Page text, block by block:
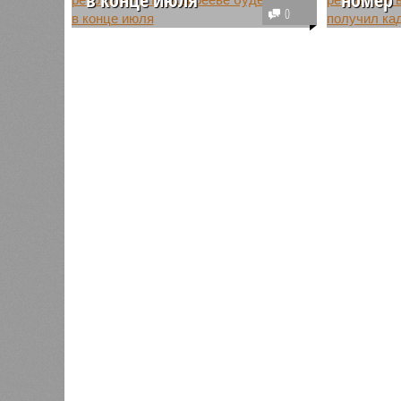
В российской столице активно
0